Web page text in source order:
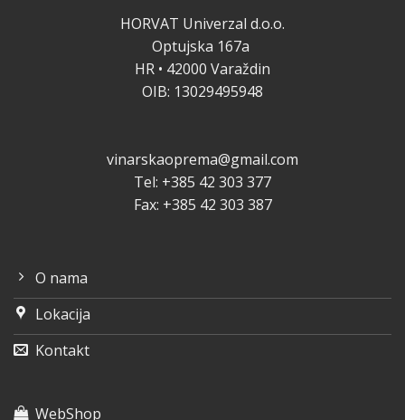
HORVAT Univerzal d.o.o.
Optujska 167a
HR • 42000 Varaždin
OIB: 13029495948
vinarskaoprema@gmail.com
Tel: +385 42 303 377
Fax: +385 42 303 387
O nama
Lokacija
Kontakt
WebShop